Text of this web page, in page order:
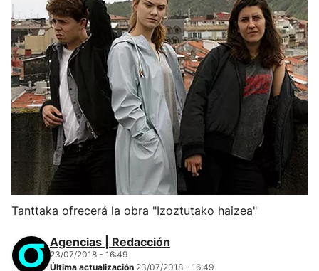
Tanttaka ofrecerá la obra "Izoztutako haizea"
Agencias | Redacción
23/07/2018 - 16:49
Última actualización 23/07/2018 - 16:49